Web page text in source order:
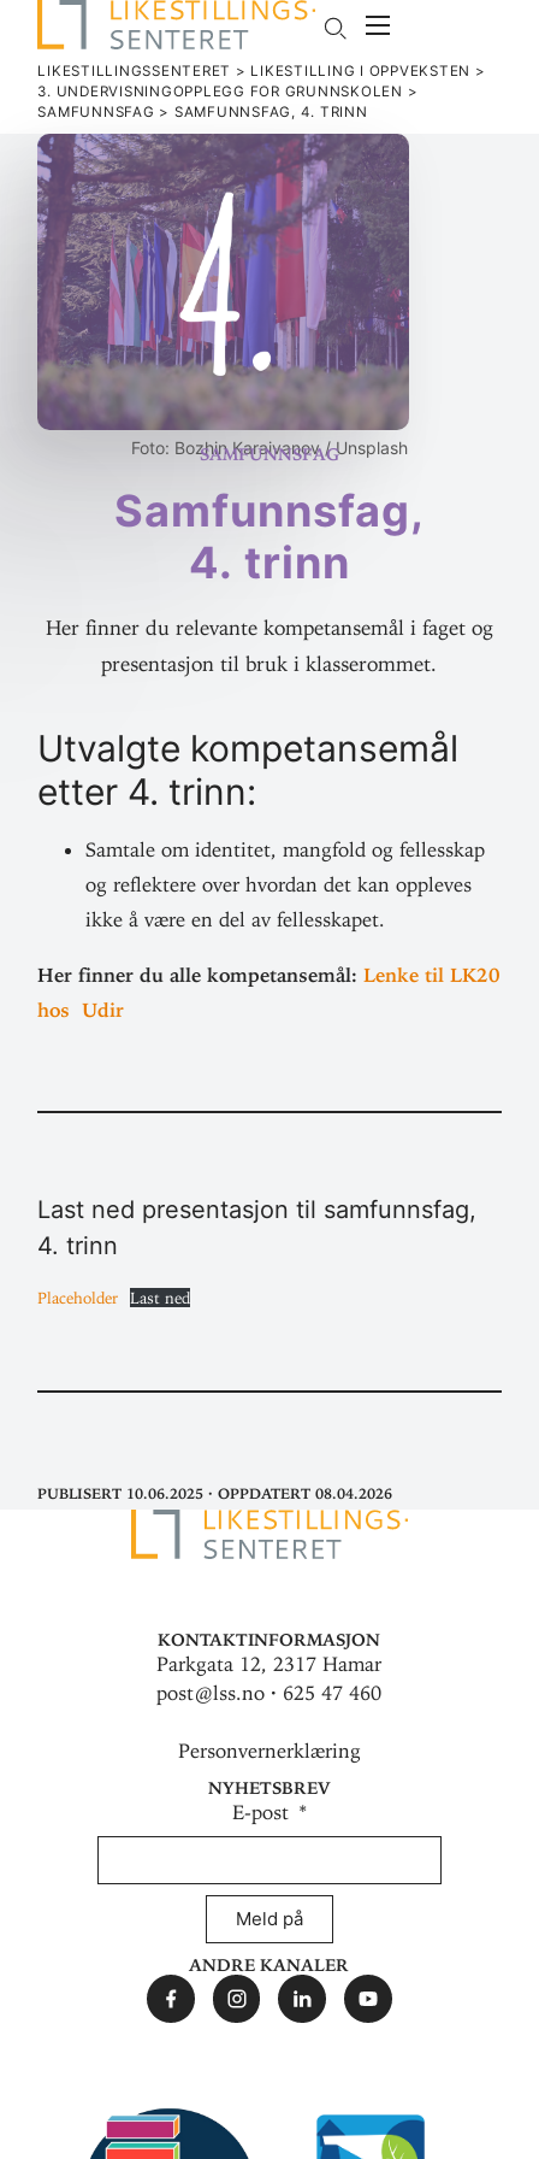
LIKESTILLINGSSENTERET > LIKESTILLING I OPPVEKSTEN >
3. UNDERVISNINGOPPLEGG FOR GRUNNSKOLEN >
SAMFUNNSFAG > SAM­FUNNSFAG, 4. TRINN
Foto: Bozhin Karaivanov / Unsplash
Samfunnsfag
Sam­funnsfag,
4. trinn
Her finner du relevante kompetansemål i faget og
presentasjon til bruk i klasserommet.
Utvalgte kom­pe­tansemål
etter 4. trinn:
Samtale om iden­titet, mangfold og fel­lesskap
og reflektere over hvordan det kan opp­leves
ikke å være en del av fellesskapet.
Her finner du alle kom­pe­tansemål:Lenke til LK20
hos Udir
Last ned pre­sen­tasjon til sam­funnsfag,
4. trinn
Place­holder Last ned
Publisert 10.06.2025· Oppdatert 08.04.2026
Kontaktinformasjon
Parkgata 12, 2317 Hamar
post@lss.no · 625 47 460
Personvernerklæring
Nyhetsbrev
E-post
Meld på
Andre kanaler